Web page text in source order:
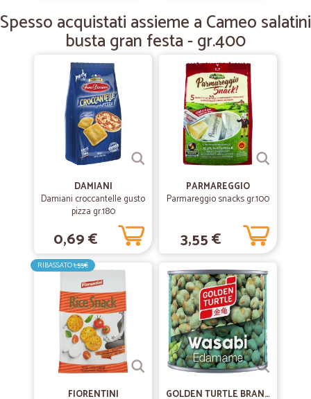
Spedizione velocissima e molto accurata. Merce perfetta.
Spesso acquistati assieme a Cameo salatini
busta gran festa - gr.400
DAMIANI
Damiani croccantelle gusto
pizza gr.180
0,69 €
PARMAREGGIO
Parmareggio snacks gr.100
3,55 €
RIBASSATO1,55€
FIORENTINI
GOLDEN TURTLE BRAND